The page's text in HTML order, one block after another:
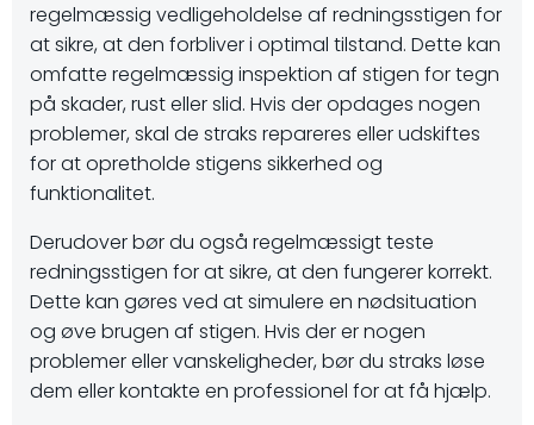
regelmæssig vedligeholdelse af redningsstigen for
at sikre, at den forbliver i optimal tilstand. Dette kan
omfatte regelmæssig inspektion af stigen for tegn
på skader, rust eller slid. Hvis der opdages nogen
problemer, skal de straks repareres eller udskiftes
for at opretholde stigens sikkerhed og
funktionalitet.
Derudover bør du også regelmæssigt teste
redningsstigen for at sikre, at den fungerer korrekt.
Dette kan gøres ved at simulere en nødsituation
og øve brugen af stigen. Hvis der er nogen
problemer eller vanskeligheder, bør du straks løse
dem eller kontakte en professionel for at få hjælp.